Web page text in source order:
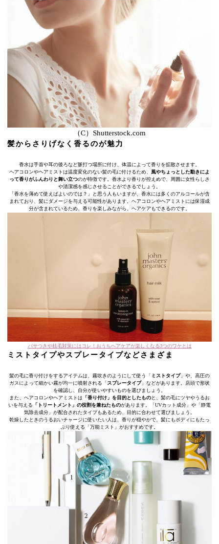
（C）Shutterstock.com
髪からさりげなく香るのが魅力
香水は手首や耳の後ろなど脈打つ場所に付け、体温によって香りを拡散させます。
ヘアコロンやヘアミストは温度変化のない髪の毛に付けるため、 風やちょっとした動きによ
って香りがふんわりと舞い立つのが特徴です。香水より香りが控えめで、周囲に女性らしさ
や清潔感を感じさせることができるでしょう。
「香水を薄めて使えばよいのでは？」と思う人もいますが、香水には多くのアルコールが含
まれており、髪にダメージを与える可能性があります。ヘアコロンやヘアミストには保湿成
分が含まれているため、香りを楽しみながら、ヘアケアもできるのです。
パサつきや枝毛対策にはコレ！おうちヘアケアが楽しくなる3つのワケとは
ミストタイプやスプレータイプなどさまざま
髪の毛に香り付けをするアイテムは、霧吹きのようにして使う「 ミストタイプ」や、高圧の
ガスによって細かい霧が均一に噴射される「スプレータイプ」などがあります。店頭で形状
を確認し、自分が使いやすいものを選びましょう。
また、ヘアコロンやヘアミストは 「香り付け」を目的としたものと、髪の毛にツヤやうるお
いを与える 「トリートメント」の役割を兼ねたものがあります。「UVカット成分」や「静電
気除去成分」が配合されたタイプもあるため、目的に合わせて選びましょう。
乾燥したときのうるおいチャージに使いたい人は、香りが穏やかで、髪にもボディにもたっ
ぷり使える「万能ミスト」がおすすめです。